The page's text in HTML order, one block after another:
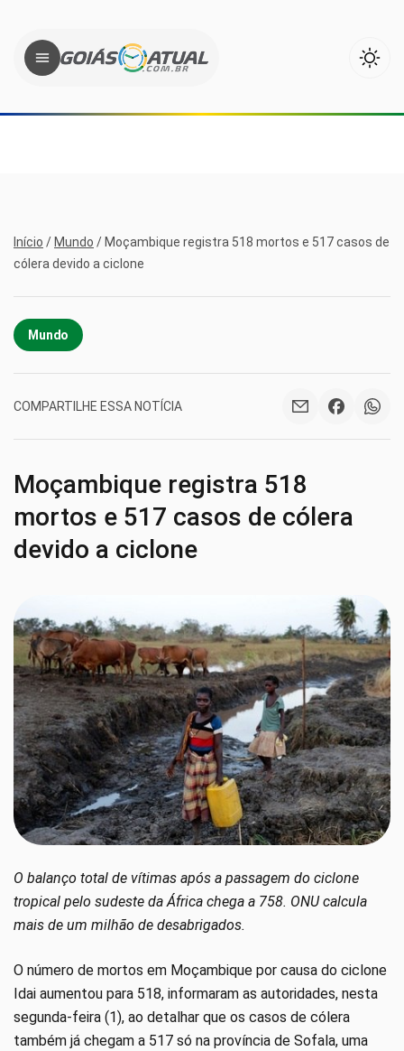
Início / Mundo / Moçambique registra 518 mortos e 517 casos de
cólera devido a ciclone
Mundo
COMPARTILHE ESSA NOTÍCIA
Moçambique registra 518
mortos e 517 casos de cólera
devido a ciclone
O balanço total de vítimas após a passagem do ciclone
tropical pelo sudeste da África chega a 758. ONU calcula
mais de um milhão de desabrigados.
O número de mortos em Moçambique por causa do ciclone
Idai aumentou para 518, informaram as autoridades, nesta
segunda-feira (1), ao detalhar que os casos de cólera
também já chegam a 517 só na província de Sofala, uma